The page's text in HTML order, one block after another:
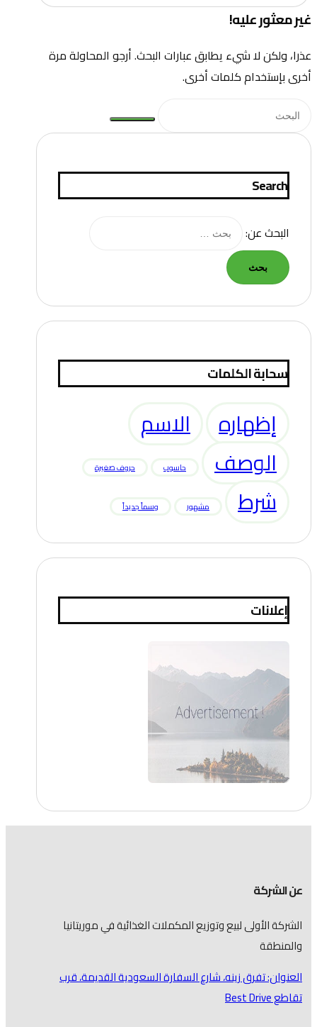
غير معثور عليه!
عذرا، ولكن لا شيء يطابق عبارات البحث. أرجو المحاولة مرة
أخرى بإستخدام كلمات أخرى.
Search
البحث عن:
سحابة الكلمات
إظهاره
الاسم
الوصف
حاسوب حروف صغيرة
شرط مشهور وسماً جديداً
إعلانات
عن الشركة
الشركة الأولى لبيع وتوزيع المكملات الغذائية في موريتانيا
والمنطقة
العنوان: تفرق زينه، شارع السفارة السعودية القديمة، قرب
تقاطع Best Drive